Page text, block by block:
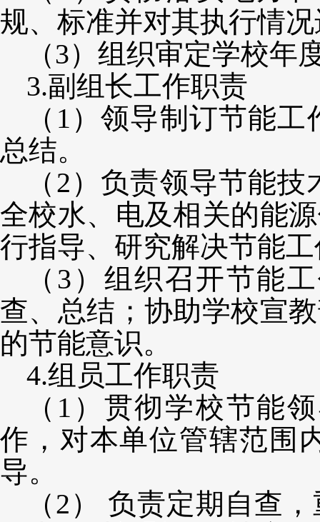
规、标准并对其执行情
（3）组织审定学校年
3.副组长工作职责
（ 1）领导制订节能
总结。
（ 2）负责领导节能
全校水、电及相关的能
行指导、研究解决节能
（ 3）组织召开节能
查、总结；协助学校宣
的节能意识。
4.组员工作职责
（ 1）贯彻学校节能
作，对本单位管辖范围
导。
（2） 负责定期自查